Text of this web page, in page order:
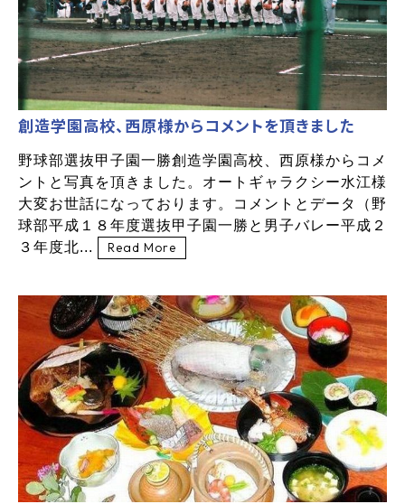
創造学園高校、西原様からコメントを頂きました
野球部選抜甲子園一勝創造学園高校、西原様からコメ
ントと写真を頂きました。オートギャラクシー水江様
大変お世話になっております。コメントとデータ（野
球部平成１８年度選抜甲子園一勝と男子バレー平成２
３年度北...
Read More